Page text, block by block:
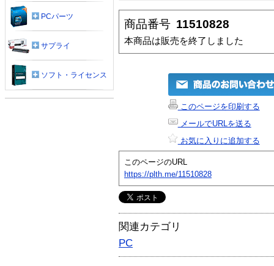
商品番号 11510828
本商品は販売を終了しました
このページを印刷する
メールでURLを送る
お気に入りに追加する
このページのURL
https://plth.me/11510828
関連カテゴリ
PC
PCパーツ
サプライ
ソフト・ライセンス